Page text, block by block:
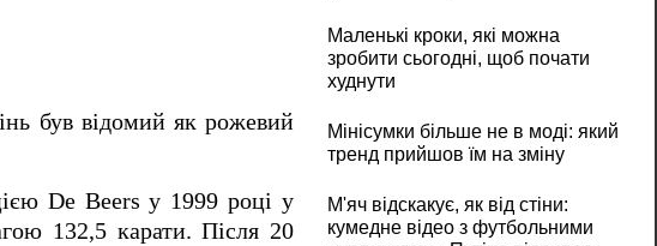
був відомий як рожевий
De Beers у 1999 році у
132,5 карати.Після 20
Маленькі кроки, які можна
зробити сьогодні, щоб почати
худнути
Мінісумки більше не в моді: який
тренд прийшов їм на зміну
М'яч відскакує, як від стіни:
кумедне відео з футбольними